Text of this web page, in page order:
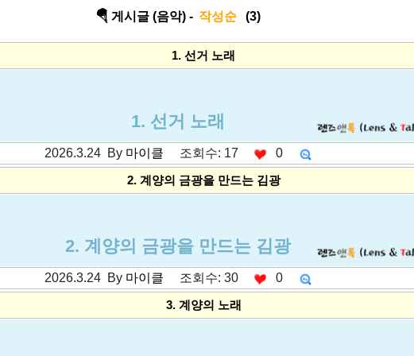
🪂 게시글 (음악) - 작성순 (3)
1. 선거 노래
1. 선거 노래
2026.3.24 By 마이클 조회수: 17 0
2. 계양의 금광을 만드는 김광
2. 계양의 금광을 만드는 김광
2026.3.24 By 마이클 조회수: 30 0
3. 계양의 노래